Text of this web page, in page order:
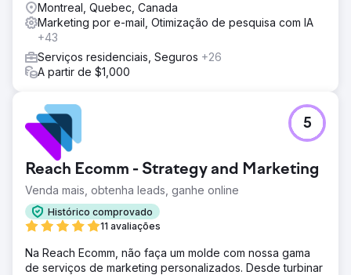
Montreal, Quebec, Canada
Marketing por e-mail, Otimização de pesquisa com IA
+43
Serviços residenciais, Seguros +26
A partir de $1,000
Reach Ecomm - Strategy and Marketing
Venda mais, obtenha leads, ganhe online
Histórico comprovado
11 avaliações
5
Na Reach Ecomm, não faça um molde com nossa gama
de serviços de marketing personalizados. Desde turbinar